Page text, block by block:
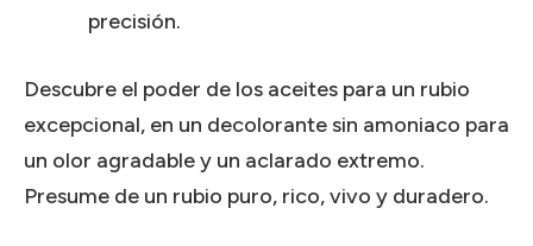
precisión.
Descubre el poder de los aceites para un rubio
excepcional, en un decolorante sin amoniaco para
un olor agradable y un aclarado extremo.
Presume de un rubio puro, rico, vivo y duradero.